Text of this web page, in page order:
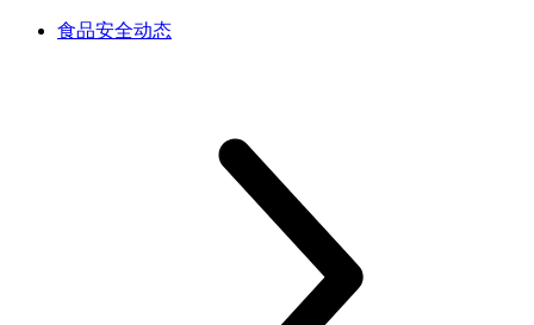
食品安全动态